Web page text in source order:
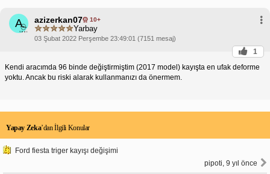
A azizerkan07 10+
Yarbay
03 Şubat 2022 Perşembe 23:49:01 (7151 mesaj)
1
Kendi aracımda 96 binde değiştirmiştim (2017 model) kayışta en ufak deforme
yoktu. Ancak bu riski alarak kullanmanızı da önermem.
Yapay Zeka’dan İlgili Konular
Ford fiesta triger kayışı değişimi
pipoti, 9 yıl önce